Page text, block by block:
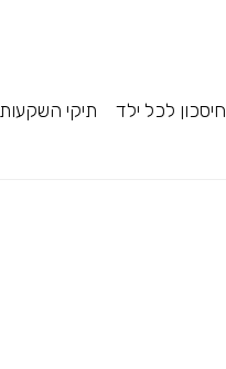
חיסכון לכל ילד תיקי השקעות